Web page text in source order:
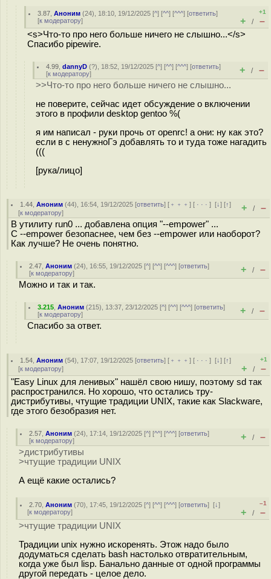
3.87 ,Аноним (24), 18:10, 19/12/2025 [^] [^^] [^^^] [ответить]
[к модератору]
+1
+ / –
<s>Что-то про него больше ничего не слышно...</s>
Спасибо pipewire.
4.99 ,dannyD (?), 18:52, 19/12/2025 [^] [^^] [^^^] [ответить]
[к модератору] + / –
>>Что-то про него больше ничего не слышно...
не поверите, сейчас идет обсуждение о включении
этого в профили desktop gentoo %(
я им написал - руки прочь от openrc! а они: ну как это?
если в с ненужноГэ добавлять то и туда тоже нагадить
(((
[рука/лицо]
1.44 ,Аноним (44), 16:54, 19/12/2025 [ответить] [ ﹢﹢﹢] [ · · ·][↓] [↑]
[к модератору] + / –
В утилиту run0 ... добавлена опция "--empower" ...
С --empower безопаснее, чем без --empower или наоборот?
Как лучше? Не очень понятно.
2.47 ,Аноним (24), 16:55, 19/12/2025 [^] [^^] [^^^] [ответить]
[к модератору] + / –
Можно и так и так.
3.215 ,Аноним (215), 13:37, 23/12/2025 [^] [^^] [^^^] [ответить]
[к модератору] + / –
Спасибо за ответ.
1.54 ,Аноним (54), 17:07, 19/12/2025 [ответить] [ ﹢﹢﹢] [ · · ·][↓] [↑]
[к модератору]
+1
+ / –
"Easy Linux для ленивых" нашёл свою нишу, поэтому sd так
распространился. Но хорошо, что остались тру-
дистрибутивы, чтущие традиции UNIX, такие как Slackware,
где этого безобразия нет.
2.57 ,Аноним (24), 17:14, 19/12/2025 [^] [^^] [^^^] [ответить]
[к модератору] + / –
>дистрибутивы
>чтущие традиции UNIX
А ещё какие остались?
2.70 ,Аноним (70), 17:45, 19/12/2025 [^] [^^] [^^^] [ответить][↓]
[к модератору]
–1
+ / –
>чтущие традиции UNIX
Традиции unix нужно искоренять. Этож надо было
додуматься сделать bash настолько отвратительным,
когда уже был lisp. Банально данные от одной программы
другой передать - целое дело.